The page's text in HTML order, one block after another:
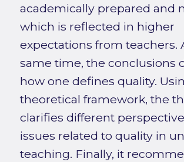
academically prepared and
which is reflected in higher
expectations from teachers.
same time, the conclusions
how one defines quality.
theoretical framework, the
clarifies different
issues related to quality in
teaching. Finally, it